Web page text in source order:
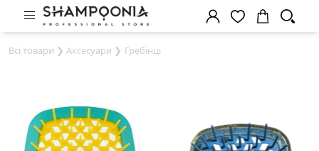
Всі товари ❯ Аксесуари ❯ Гребінці